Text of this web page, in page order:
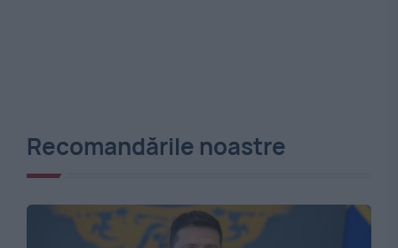
Recomandările noastre